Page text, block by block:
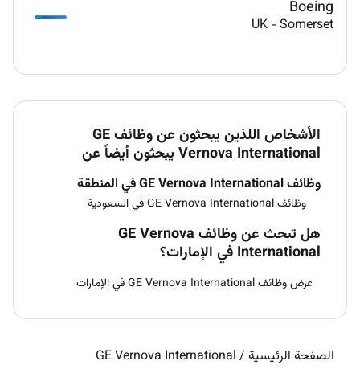
Boeing
UK -Somerset
الأشخاص اللذين يبحثون عن وظائف GE
Vernova International يبحثون أيضاً عن
وظائف GE Vernova International في المنطقة
وظائف GE Vernova International في السعودية
هل تبحث عن وظائف GE Vernova
International في الإمارات؟
عرض وظائف GE Vernova International في الإمارات
الصفحة الرئيسية /
GE Vernova International